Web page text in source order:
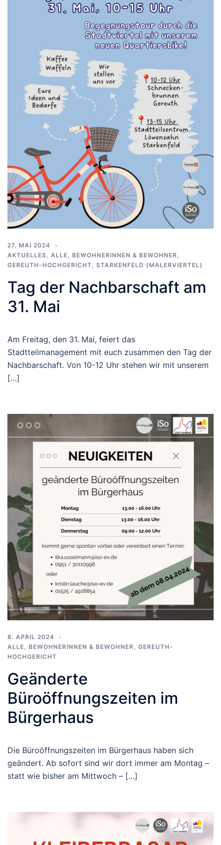
27. MAI 2024
AKTUELLES, ALLE, BEWOHNERINNEN & BEWOHNER,
GEREUTH-HOCHGERICHT, STARKENFELD (MALERVIERTEL)
Tag der Nachbarschaft am
31. Mai
Am Freitag, den 31. Mai, feiert das
Stadtteilmanagement mit euch zusammen den Tag der
Nachbarschaft. Von 10-12 Uhr stehen wir mit unserem
[…]
8. APRIL 2024
ALLE, BEWOHNERINNEN & BEWOHNER, GEREUTH-
HOCHGERICHT
Geänderte
Büroöffnungszeiten im
Bürgerhaus
Die Büroöffnungszeiten im Bürgerhaus haben sich
geändert. Ab sofort sind wir dort immer am Montag –
statt wie bisher am Mittwoch – […]